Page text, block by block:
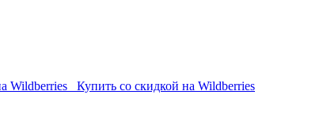
Купить со скидкой на Wildberries